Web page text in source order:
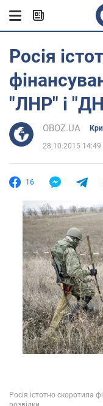
Росія
"ЛНР" і
OBOZ.UA
28.10.2015 14:49
16